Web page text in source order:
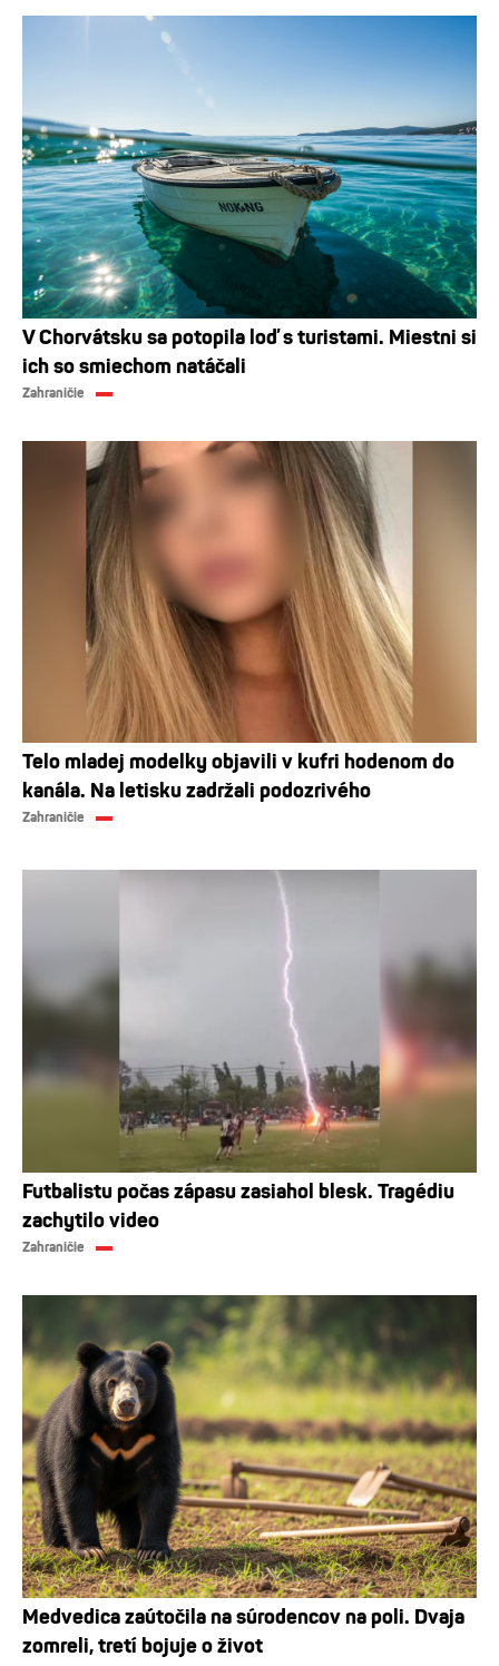
V Chorvátsku sa potopila loď s turistami. Miestni si
ich so smiechom natáčali
Zahraničie
Telo mladej modelky objavili v kufri hodenom do
kanála. Na letisku zadržali podozrivého
Zahraničie
Futbalistu počas zápasu zasiahol blesk. Tragédiu
zachytilo video
Zahraničie
Medvedica zaútočila na súrodencov na poli. Dvaja
zomreli, tretí bojuje o život